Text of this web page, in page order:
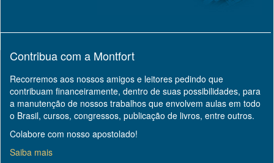
Contribua com a Montfort
Recorremos aos nossos amigos e leitores pedindo que
contribuam financeiramente, dentro de suas possibilidades, para
a manutenção de nossos trabalhos que envolvem aulas em todo
o Brasil, cursos, congressos, publicação de livros, entre outros.
Colabore com nosso apostolado!
Saiba mais